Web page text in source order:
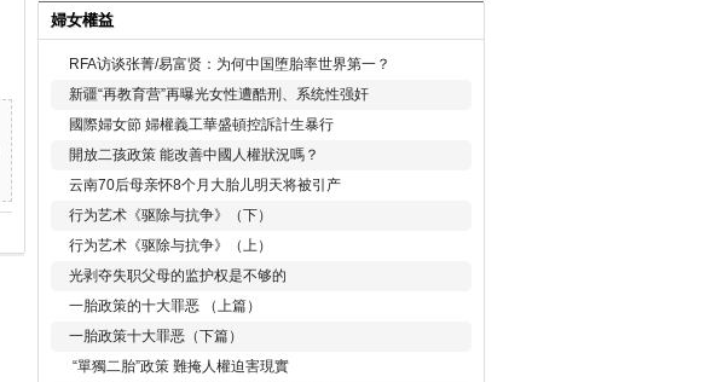
婦女權益
RFA访谈张菁/易富贤：为何中国堕胎率世界第一？
新疆“再教育营”再曝光女性遭酷刑、系统性强奸
國際婦女節 婦權義工華盛頓控訴計生暴行
開放二孩政策 能改善中國人權狀況嗎？
云南70后母亲怀8个月大胎儿明天将被引产
行为艺术《驱除与抗争》（下）
行为艺术《驱除与抗争》（上）
光剥夺失职父母的监护权是不够的
一胎政策的十大罪恶 （上篇）
一胎政策十大罪恶（下篇）
“單獨二胎”政策 難掩人權迫害現實